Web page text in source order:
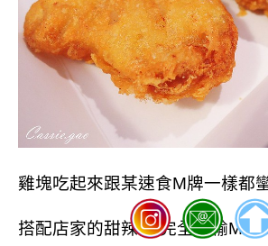
雞塊吃起來跟某速食M牌一樣都
搭配店家的甜辣醬 完全不輸M喔